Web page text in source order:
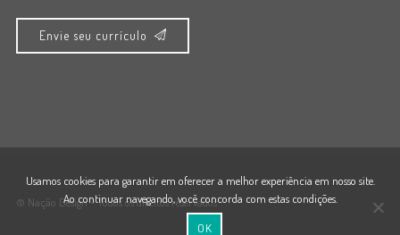
Envie seu currículo
© Nação Design - Todos os direitos reservados
Usamos cookies para garantir em oferecer a melhor experiência em nosso site.
Ao continuar navegando, você concorda com estas condições.
OK